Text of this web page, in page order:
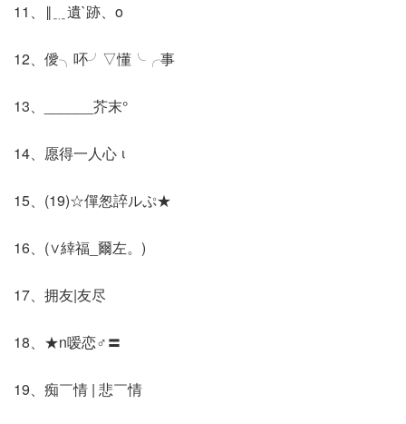
11、‖﹎遺`跡、o
12、僾╮吥╯▽懂╰╭事
13、______芥末°
14、愿得一人心 ι
15、(19)☆僤怱誶ルぷ★
16、(∨緈福_爾左。)
17、拥友|友尽
18、★n嗳恋♂〓
19、痴￣情 | 悲￣情